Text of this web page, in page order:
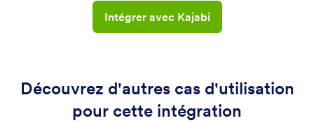
Intégrer avec Kajabi
Découvrez d'autres cas d'utilisation
pour cette intégration